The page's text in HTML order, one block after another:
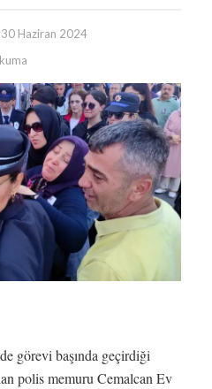
30 Haziran 2024
görevi başında geçirdiği
polis memuru Cemalcan Ev